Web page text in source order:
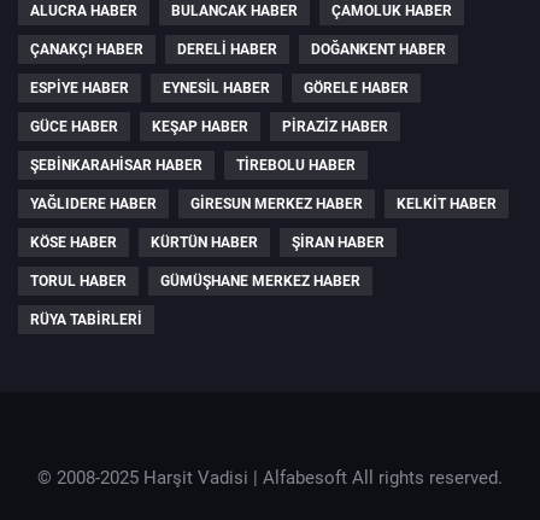
ALUCRA HABER BULANCAK HABER ÇAMOLUK HABER
ÇANAKÇI HABER DERELI HABER DOĞANKENT HABER
ESPIYE HABER EYNESIL HABER GÖRELE HABER
GÜCE HABER KEŞAP HABER PIRAZIZ HABER
ŞEBINKARAHISAR HABER TIREBOLU HABER
YAĞLIDERE HABER GIRESUN MERKEZ HABER KELKIT HABER
KÖSE HABER KÜRTÜN HABER ŞIRAN HABER
TORUL HABER GÜMÜŞHANE MERKEZ HABER
RÜYA TABIRLERI
© 2008-2025 Harşit Vadisi | Alfabesoft All rights reserved.